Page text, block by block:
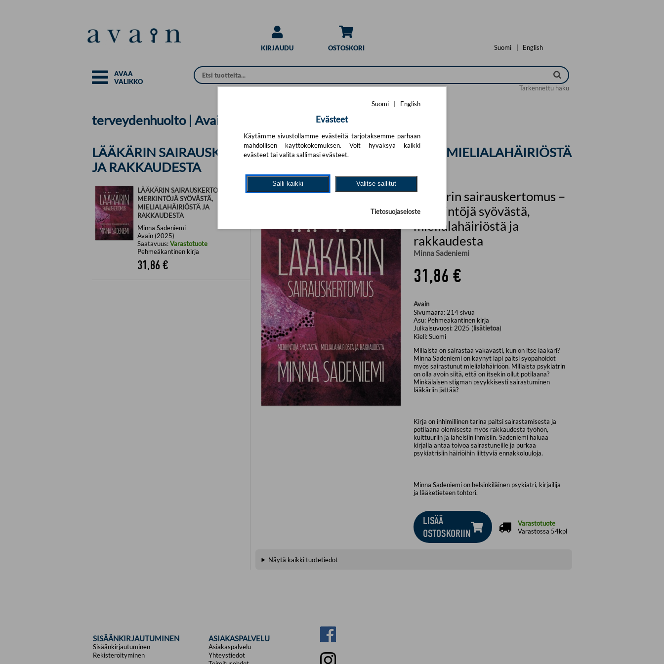
KIRJAUDU OSTOSKORI Suomi English
AVAA
VALIKKO
Tarkennettu haku
terveydenhuolto | Avain
LÄÄKÄRIN SAIRAUSKERTOMUS – MERKINTÖJÄ SYÖVÄSTÄ, MIELIALAHÄIRIÖSTÄ
JA RAKKAUDESTA
LÄÄKÄRIN SAIRAUSKERTOMUS –
MERKINTÖJÄ SYÖVÄSTÄ,
MIELIALAHÄIRIÖSTÄ JA
RAKKAUDESTA
Minna Sadeniemi
Avain (2025)
Saatavuus:Varastotuote
Pehmeäkantinen kirja
31,86 €
Lääkärin sairauskertomus –
Merkintöjä syövästä,
mielialahäiriöstä ja
rakkaudesta
Minna Sadeniemi
31,86 €
Avain
Sivumäärä: 214sivua
Asu: Pehmeäkantinen kirja
Julkaisuvuosi: 2025 (lisätietoa)
Kieli:Suomi
Millaista on sairastaa vakavasti, kun on itse lääkäri?
Minna Sadeniemi on käynyt läpi paitsi syöpähoidot
myös sairastunut mielialahäiriöön. Millaista psykiatrin
on olla avoin siitä, että on itsekin ollut potilaana?
Minkälaisen stigman psyykkisesti sairastuminen
lääkäriin jättää?
Kirja on inhimillinen tarina paitsi sairastamisesta ja
potilaana olemisesta myös rakkaudesta työhön,
kulttuuriin ja läheisiin ihmisiin. Sadeniemi haluaa
kirjalla antaa toivoa sairastuneille ja purkaa
psykiatrisiin häiriöihin liittyviä ennakkoluuloja.
Minna Sadeniemi on helsinkiläinen psykiatri, kirjailija
ja lääketieteen tohtori.
LISÄÄ
OSTOSKORIIN
Varastotuote
Varastossa 54kpl
Näytä kaikki tuotetiedot
SISÄÄNKIRJAUTUMINEN
Sisäänkirjautuminen
Rekisteröityminen
ASIAKASPALVELU
Asiakaspalvelu
Yhteystiedot
Suomi English
Evästeet
Käytämme sivustollamme evästeitä tarjotaksemme parhaan
mahdollisen käyttökokemuksen. Voit hyväksyä kaikki
evästeet tai valita sallimasi evästeet.
Salli kaikki Valitse sallitut
Tietosuojaseloste